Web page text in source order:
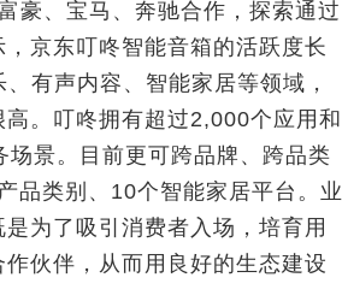
豪、宝马、奔驰合作，探索通过
京东叮咚智能音箱的活跃度长
有声内容、智能家居等领域，
。叮咚拥有超过2,000个应用和
景。目前更可跨品牌、跨品类
品类别、10个智能家居平台。业
为了吸引消费者入场，培育用
伙伴，从而用良好的生态建设